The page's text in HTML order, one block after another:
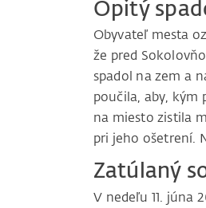
Opitý
Obyvateľ mesta
že pred
spadol na zem a
poučila, aby, kým
na miesto zistila
pri jeho ošetrení.
Zatúlaný
V nedeľu 11. júna